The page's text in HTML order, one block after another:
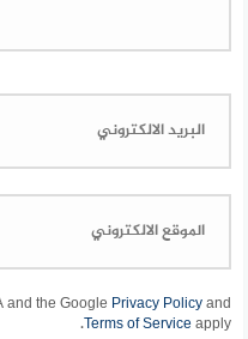
and the Google Privacy Policyand
Terms of Service apply.